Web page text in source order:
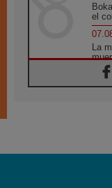
el
La